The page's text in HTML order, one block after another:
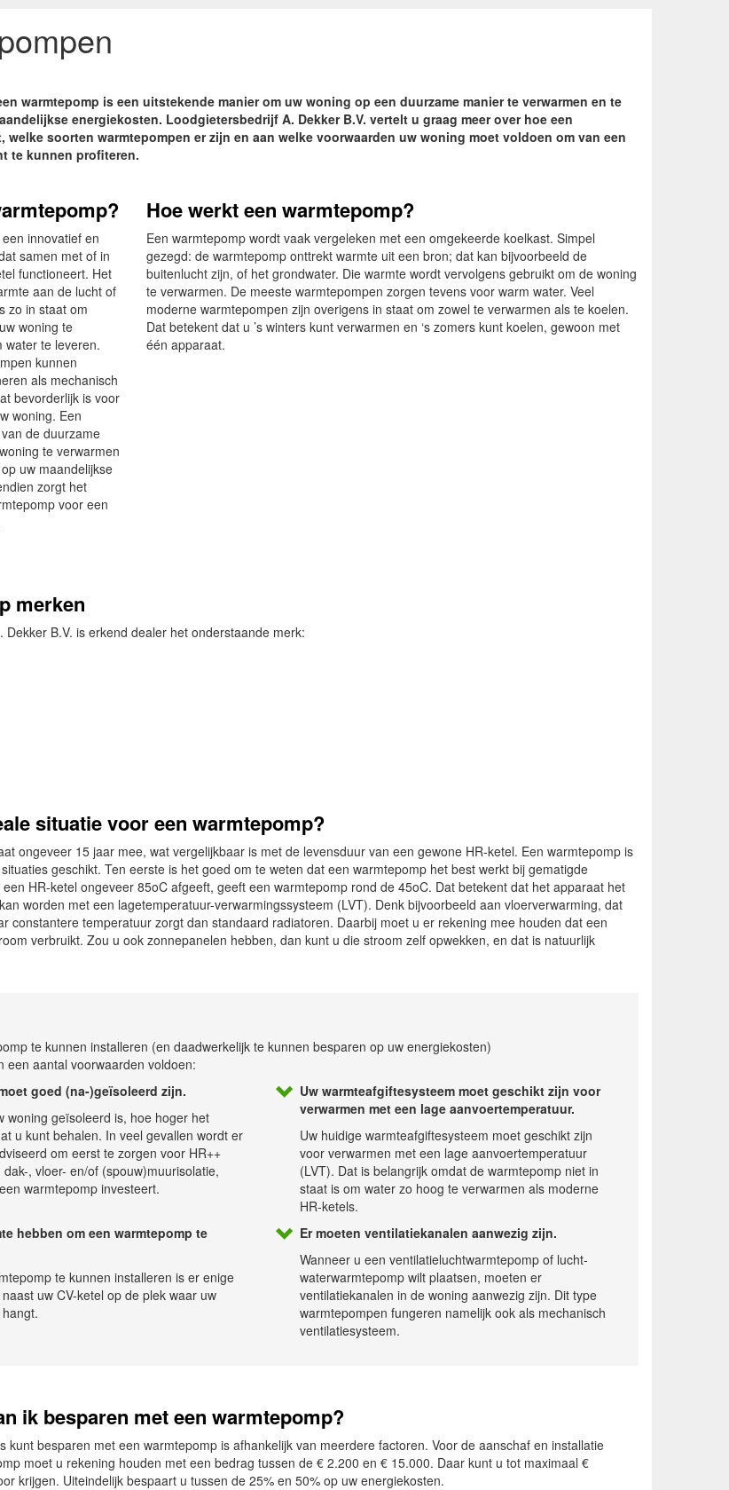
warmtepomp is een uitstekende manier om uw woning op een duurzame manier te verwarmen en te
energiekosten. Loodgietersbedrijf A. Dekker B.V. vertelt u graag meer over hoe een
welke soorten warmtepompen er zijn en aan welke voorwaarden uw woning moet voldoen om van een
te kunnen profiteren.
innovatief en
samen met of in
functioneert. Het
aan de lucht of
zo in staat om
woning te
water te leveren.
kunnen
als mechanisch
bevorderlijk is voor
woning. Een
de duurzame
te verwarmen
uw maandelijkse
zorgt het
voor een
Hoe werkt een warmtepomp?
Een warmtepomp wordt vaak vergeleken met een omgekeerde koelkast. Simpel
gezegd: de warmtepomp onttrekt warmte uit een bron; dat kan bijvoorbeeld de
buitenlucht zijn, of het grondwater. Die warmte wordt vervolgens gebruikt om de woning
te verwarmen. De meeste warmtepompen zorgen tevens voor warm water. Veel
moderne warmtepompen zijn overigens in staat om zowel te verwarmen als te koelen.
Dat betekent dat u ’s winters kunt verwarmen en ‘s zomers kunt koelen, gewoon met
één apparaat.
merken
Dekker B.V. is erkend dealer het onderstaande merk:
situatie voor een warmtepomp?
ongeveer 15 jaar mee, wat vergelijkbaar is met de levensduur van een gewone HR-ketel. Een warmtepomp is
geschikt. Ten eerste is het goed om te weten dat een warmtepomp het best werkt bij gematigde
HR-ketel ongeveer 85oC afgeeft, geeft een warmtepomp rond de 45oC. Dat betekent dat het apparaat het
worden met een lagetemperatuur-verwarmingssysteem (LVT). Denk bijvoorbeeld aan vloerverwarming, dat
constantere temperatuur zorgt dan standaard radiatoren. Daarbij moet u er rekening mee houden dat een
verbruikt. Zou u ook zonnepanelen hebben, dan kunt u die stroom zelf opwekken, en dat is natuurlijk
te kunnen installeren (en daadwerkelijk te kunnen besparen op uw energiekosten)
een aantal voorwaarden voldoen:
goed (na-)geïsoleerd zijn.
woning geïsoleerd is, hoe hoger het
u kunt behalen. In veel gevallen wordt er
om eerst te zorgen voor HR++
, vloer- en/of (spouw)muurisolatie,
warmtepomp investeert.
Uw warmteafgiftesysteem moet geschikt zijn voor
verwarmen met een lage aanvoertemperatuur.
Uw huidige warmteafgiftesysteem moet geschikt zijn
voor verwarmen met een lage aanvoertemperatuur
(LVT). Dat is belangrijk omdat de warmtepomp niet in
staat is om water zo hoog te verwarmen als moderne
HR-ketels.
hebben om een warmtepomp te
te kunnen installeren is er enige
uw CV-ketel op de plek waar uw
Er moeten ventilatiekanalen aanwezig zijn.
Wanneer u een ventilatieluchtwarmtepomp of lucht-
waterwarmtepomp wilt plaatsen, moeten er
ventilatiekanalen in de woning aanwezig zijn. Dit type
warmtepompen fungeren namelijk ook als mechanisch
ventilatiesysteem.
ik besparen met een warmtepomp?
kunt besparen met een warmtepomp is afhankelijk van meerdere factoren. Voor de aanschaf en installatie
moet u rekening houden met een bedrag tussen de € 2.200 en € 15.000. Daar kunt u tot maximaal €
krijgen. Uiteindelijk bespaart u tussen de 25% en 50% op uw energiekosten.